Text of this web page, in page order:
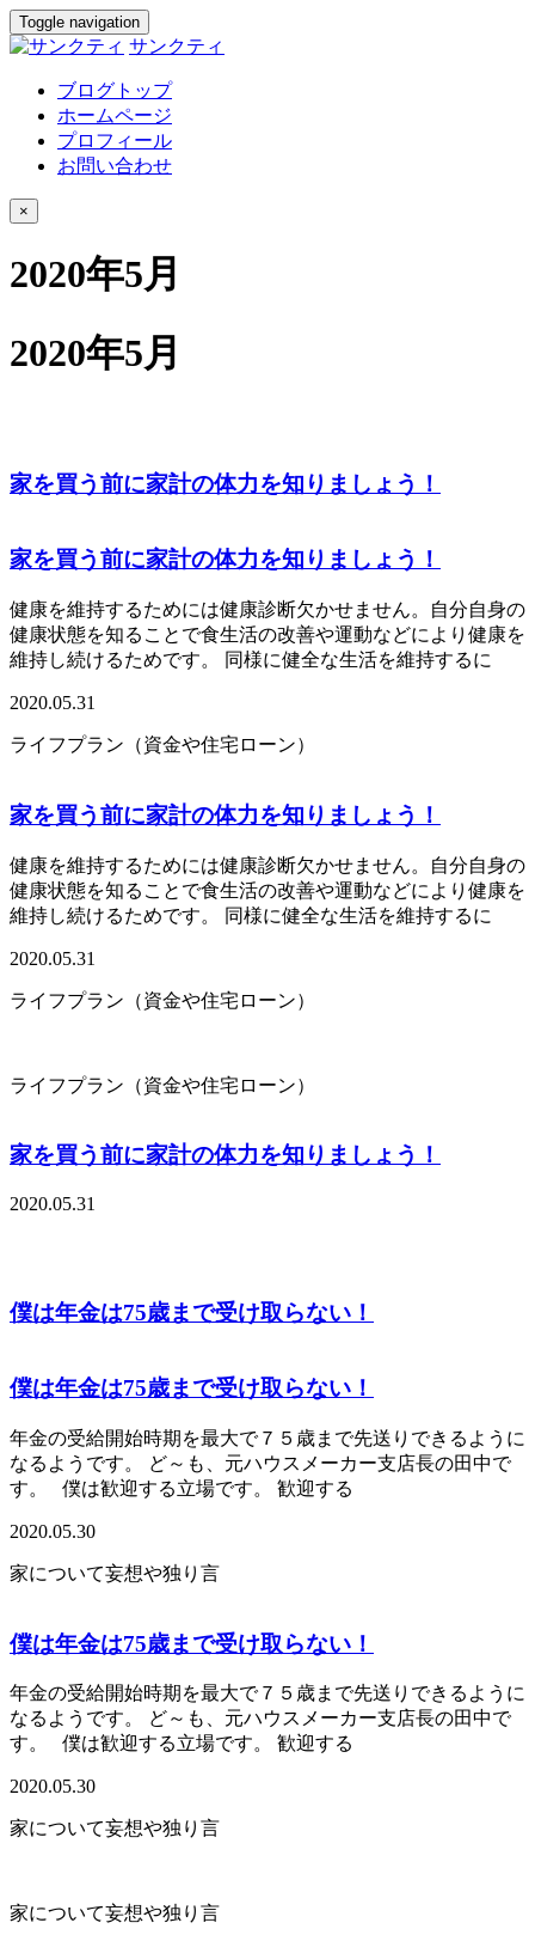
Toggle navigation
サンクティ
ブログトップ
ホームページ
プロフィール
お問い合わせ
×
2020年5月
2020年5月
家を買う前に家計の体力を知りましょう！
家を買う前に家計の体力を知りましょう！
健康を維持するためには健康診断欠かせません。自分自身の
健康状態を知ることで食生活の改善や運動などにより健康を
維持し続けるためです。 同様に健全な生活を維持するに
2020.05.31
ライフプラン（資金や住宅ローン）
家を買う前に家計の体力を知りましょう！
健康を維持するためには健康診断欠かせません。自分自身の
健康状態を知ることで食生活の改善や運動などにより健康を
維持し続けるためです。 同様に健全な生活を維持するに
2020.05.31
ライフプラン（資金や住宅ローン）
ライフプラン（資金や住宅ローン）
家を買う前に家計の体力を知りましょう！
2020.05.31
僕は年金は75歳まで受け取らない！
僕は年金は75歳まで受け取らない！
年金の受給開始時期を最大で７５歳まで先送りできるように
なるようです。 ど～も、元ハウスメーカー支店長の田中で
す。 僕は歓迎する立場です。 歓迎する
2020.05.30
家について妄想や独り言
僕は年金は75歳まで受け取らない！
年金の受給開始時期を最大で７５歳まで先送りできるように
なるようです。 ど～も、元ハウスメーカー支店長の田中で
す。 僕は歓迎する立場です。 歓迎する
2020.05.30
家について妄想や独り言
家について妄想や独り言